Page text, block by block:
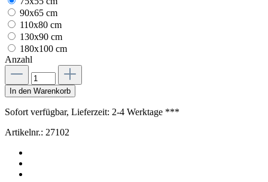
90x65 cm
110x80 cm
130x90 cm
180x100 cm
Anzahl
In den Warenkorb
Sofort verfügbar, Lieferzeit: 2-4 Werktage ***
Artikelnr.: 27102